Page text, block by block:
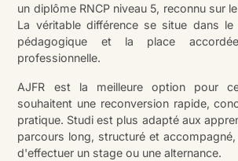
un diplôme RNCP niveau 5, reconnu sur
La véritable différence se situe dans
pédagogique et la place
professionnelle.
AJFR est la meilleure option pour
souhaitent une reconversion rapide,
pratique. Studi est plus adapté aux
parcours long, structuré et
d'effectuer un stage ou une alternance.